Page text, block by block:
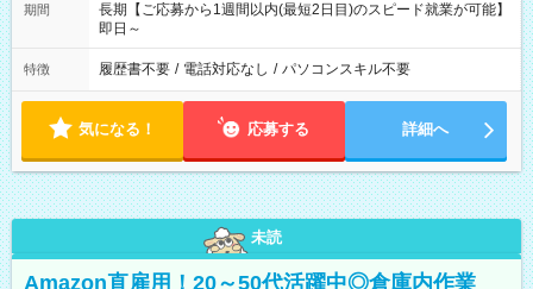
期間
長期【ご応募から1週間以内(最短2日目)のスピード就業が可能】
即日～
特徴 履歴書不要 / 電話対応なし / パソコンスキル不要
気になる！ 応募する 詳細へ
未読
Amazon直雇用！20～50代活躍中◎倉庫内作業